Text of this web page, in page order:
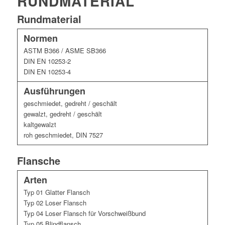
Rundmaterial
Normen
ASTM B366 / ASME SB366
DIN EN 10253-2
DIN EN 10253-4
Ausführungen
geschmiedet, gedreht / geschält
gewalzt, gedreht / geschält
kaltgewalzt
roh geschmiedet, DIN 7527
Flansche
Arten
Typ 01 Glatter Flansch
Typ 02 Loser Flansch
Typ 04 Loser Flansch für Vorschweißbund